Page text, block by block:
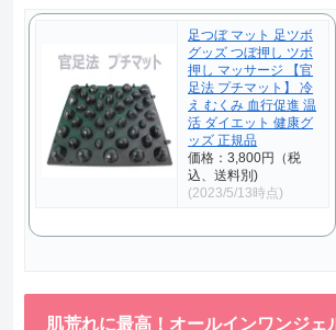
足つぼ マット 足ツボ
グッズ つぼ押し ツボ
押し マッサージ 【官
足法 プチマット】 冷
え むくみ 血行促進 温
活 ダイエット 健康グ
ッズ 正規品
価格：3,800円（税
込、送料別)
(2023/5/13時点)
肌荒れに最高！オールインワンジェ